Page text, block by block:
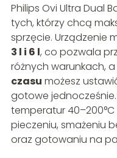
Philips Ovi Ultra Dual
tych, którzy chcą
sprzęcie. Urządzenie
3 l i 6 l, co pozwala
różnych warunkach, a
czasu możesz
gotowe
temperatur
pieczeniu, smażeniu
oraz gotowaniu na